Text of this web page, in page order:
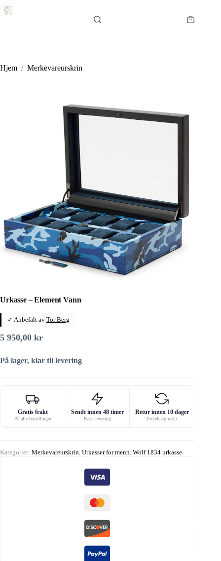
til
Hjem / Merkevareurskrin
Urkasse – Element Vann
✓ Anbefalt av Tor Berg
5 950,00 kr
På lager, klar til levering
Gratis frakt
På alle bestillinger
Sendt innen 48 timer
Rask levering
Retur innen 10 dager
Enkelt og raskt
Kategorier: Merkevareurskrin Urkasser for menn Wolf 1834 urkasse